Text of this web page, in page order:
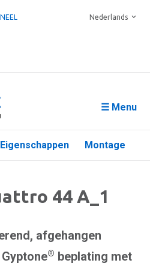
Nederlands
☰ Menu
Eigenschappen Montage
44 A_1
afgehangen
® beplating met